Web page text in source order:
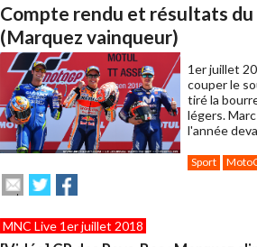
à
un
ami
Compte rendu et résultats du
(Marquez vainqueur)
1er juillet
couper le
tiré la
légers.
l'année
Sport
Envoyer
cet
à
un
Partager
sur
sur
MNC Live 1er juillet 2018